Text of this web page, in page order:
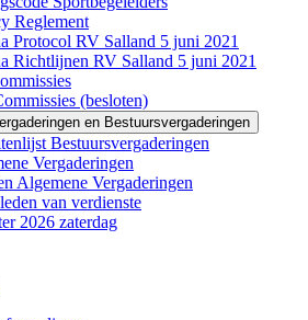
Reglement
Protocol RV Salland 5 juni 2021
Richtlijnen RV Salland 5 juni 2021
(besloten)
en Bestuursvergaderingen
Bestuursvergaderingen
Vergaderingen
Algemene Vergaderingen
van verdienste
2026 zaterdag